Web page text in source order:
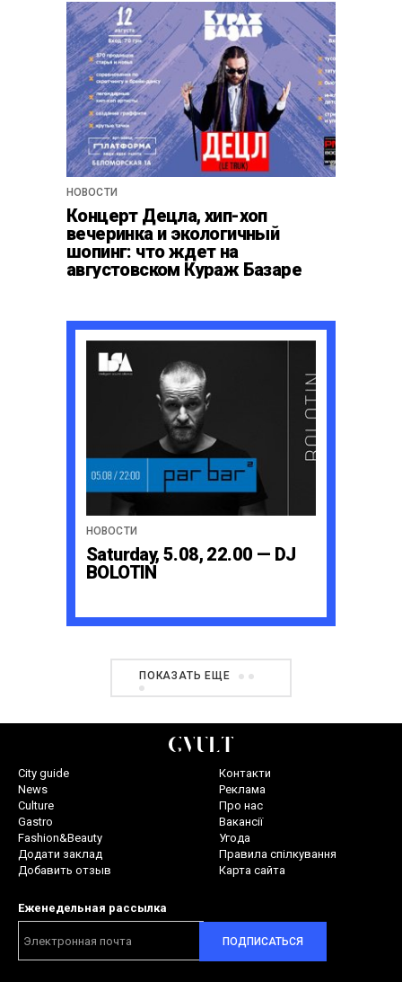
НОВОСТИ
Концерт Децла, хип-хоп
вечеринка и экологичный
шопинг: что ждет на
августовском Кураж Базаре
НОВОСТИ
Saturday, 5.08, 22.00 — DJ
BOLOTIN
ПОКАЗАТЬ ЕЩЕ
City guide
News
Culture
Gastro
Fashion&Beauty
Додати заклад
Добавить отзыв
Контакти
Реклама
Про нас
Вакансії
Угода
Правила спілкування
Карта сайта
Еженедельная рассылка
ПОДПИСАТЬСЯ